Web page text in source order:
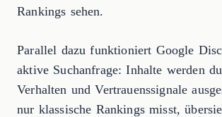
Rankings sehen.
Parallel dazu funktioniert Google
aktive Suchanfrage: Inhalte werden
Verhalten und Vertrauenssignale
nur klassische Rankings misst,